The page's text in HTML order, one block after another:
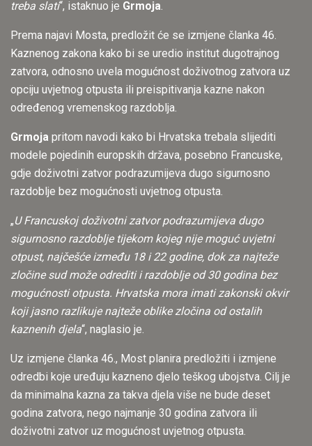
treba slati“, istaknuo je Grmoja.
Prema najavi Mosta, predložit će se izmjene članka 46.
Kaznenog zakona kako bi se uredio institut dugotrajnog
zatvora, odnosno uvela mogućnost doživotnog zatvora uz
opciju uvjetnog otpusta ili preispitivanja kazne nakon
određenog vremenskog razdoblja.
Grmoja pritom navodi kako bi Hrvatska trebala slijediti
modele pojedinih europskih država, posebno Francuske,
gdje doživotni zatvor podrazumijeva dugo sigurnosno
razdoblje bez mogućnosti uvjetnog otpusta.
„U Francuskoj doživotni zatvor podrazumijeva dugo
sigurnosno razdoblje tijekom kojeg nije moguć uvjetni
otpust, najčešće između 18 i 22 godine, dok za najteže
zločine sud može odrediti i razdoblje od 30 godina bez
mogućnosti otpusta. Hrvatska mora imati zakonski okvir
koji jasno razlikuje najteže oblike zločina od ostalih
kaznenih djela“, naglasio je.
Uz izmjene članka 46., Most planira predložiti i izmjene
odredbi koje uređuju kazneno djelo teškog ubojstva. Cilj je
da minimalna kazna za takva djela više ne bude deset
godina zatvora, nego najmanje 30 godina zatvora ili
doživotni zatvor uz mogućnost uvjetnog otpusta.